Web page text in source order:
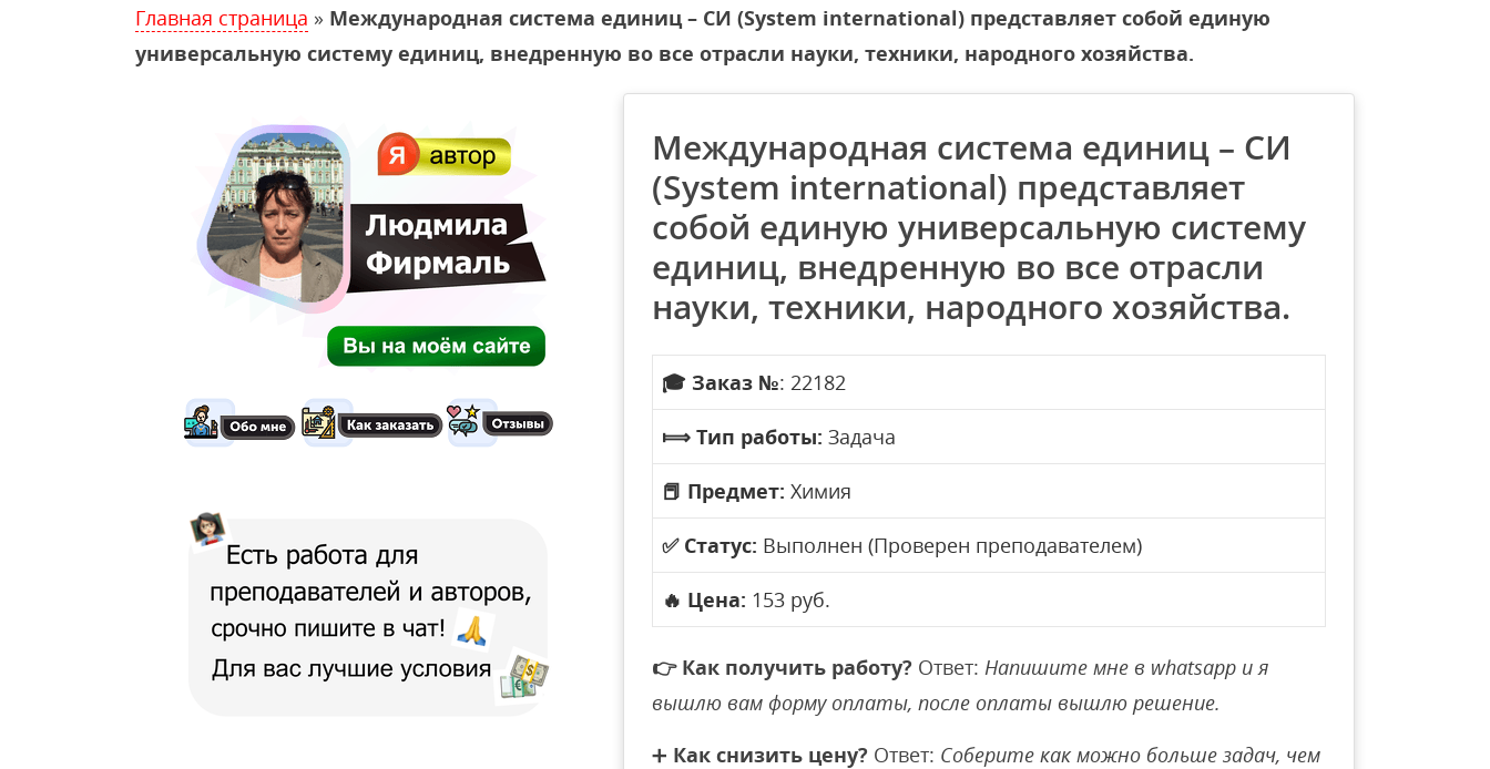
Главная страница » Международная система единиц – СИ (System international) представляет собой единую
универсальную систему единиц, внедренную во все отрасли науки, техники, народного хозяйства.
Международная система единиц – СИ
(System international) представляет
собой единую универсальную систему
единиц, внедренную во все отрасли
науки, техники, народного хозяйства.
🎓 Заказ №: 22182
⟾ Тип работы: Задача
📕 Предмет: Химия
✅ Статус: Выполнен (Проверен преподавателем)
🔥 Цена: 153 руб.
👉 Как получить работу? Ответ: Напишите мне в whatsapp и я
вышлю вам форму оплаты, после оплаты вышлю решение.
➕ Как снизить цену? Ответ: Соберите как можно больше задач, чем